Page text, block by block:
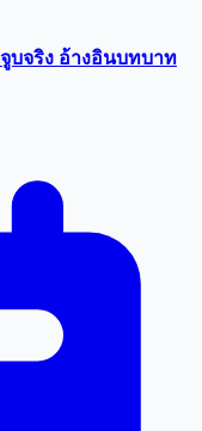
บจริง อ้างอินบทบาท